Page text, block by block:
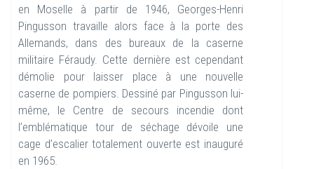
en Moselle à partir de 1946, Georges-Henri
Pingusson travaille alors face à la porte des
Allemands, dans des bureaux de la caserne
militaire Féraudy. Cette dernière est cependant
démolie pour laisser place à une nouvelle
caserne de pompiers. Dessiné par Pingusson lui-
même, le Centre de secours incendie dont
l’emblématique tour de séchage dévoile une
cage d’escalier totalement ouverte est inauguré
en 1965.